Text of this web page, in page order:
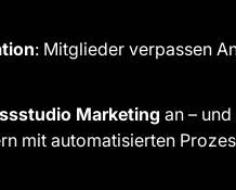
: Mitglieder verpassen
Marketing an –
mit automatisierten